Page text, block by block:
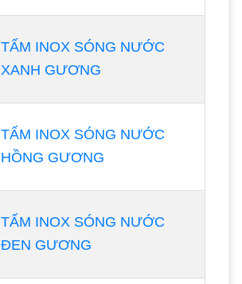
TẤM INOX SÓNG NƯỚC
XANH GƯƠNG
TẤM INOX SÓNG NƯỚC
HỒNG GƯƠNG
TẤM INOX SÓNG NƯỚC
ĐEN GƯƠNG